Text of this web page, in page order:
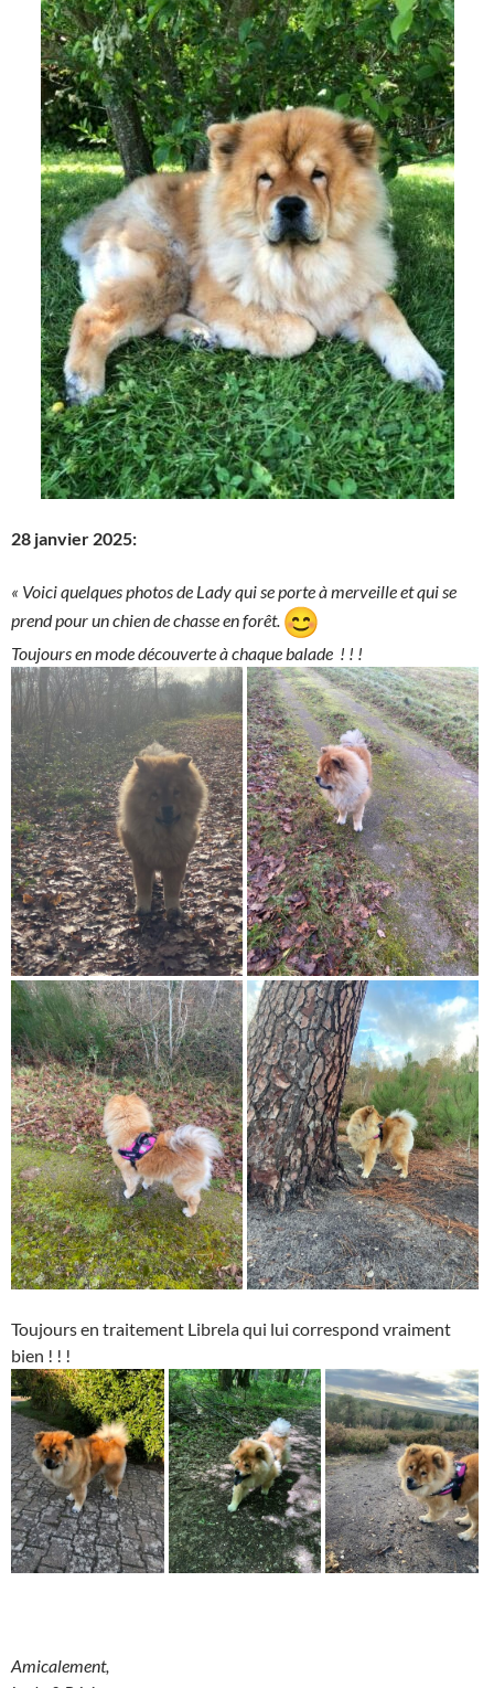
28 janvier 2025:
« Voici quelques photos de Lady qui se porte à merveille et qui se
prend pour un chien de chasse en forêt.
Toujours en mode découverte à chaque balade ! ! !
Toujours en traitement Librela qui lui correspond vraiment
bien ! ! !
Amicalement,